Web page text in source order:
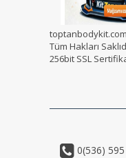
toptanbodykit.com
Tüm Hakları
256bit SSL
0(536)